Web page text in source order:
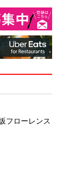
フローレンス